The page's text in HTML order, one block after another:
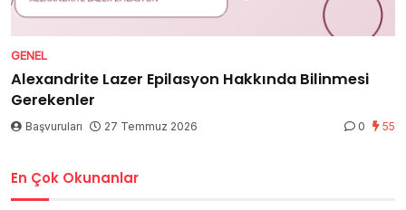
GENEL
Alexandrite Lazer Epilasyon Hakkında Bilinmesi
Gerekenler
Başvuruları 27 Temmuz 2026 0 55
En Çok Okunanlar